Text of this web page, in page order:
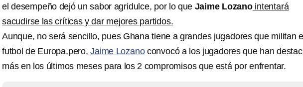
el desempeño dejó un sabor agridulce, por lo que Jaime Lozanointentará
sacudirse las críticas y dar mejores partidos.
Aunque, no será sencillo, pues Ghana tiene a grandes jugadores que militan
futbol de Europa,pero,Jaime Lozanoconvocó a los jugadores que han
más en los últimos meses para los 2 compromisos que está por enfrentar.